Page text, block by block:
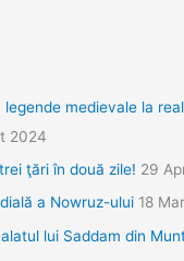
medievale la
2024
ţări în două zile! 29
a Nowruz-ului 18
lui Saddam din